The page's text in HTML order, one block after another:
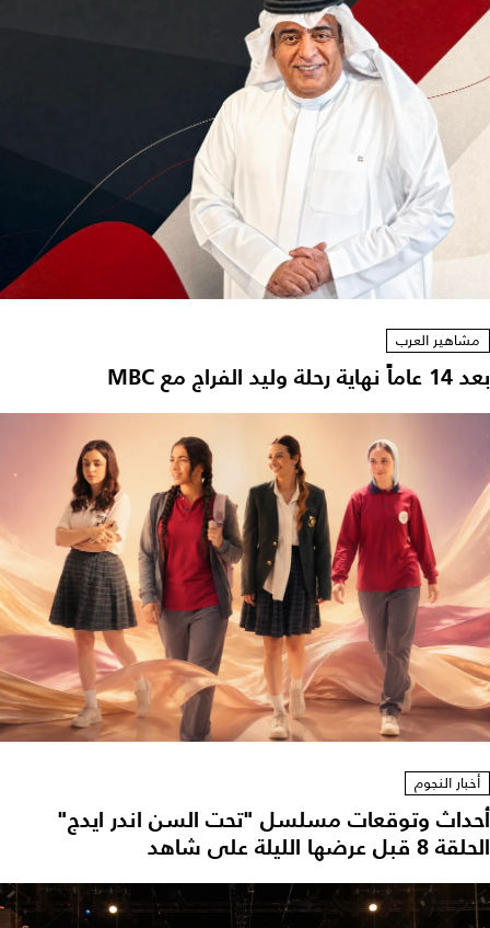
مشاهير العرب
بعد 14 عاماً نهاية رحلة وليد الفراج مع MBC
أخبار النجوم
أحداث وتوقعات مسلسل "تحت السن اندر ايدج"
الحلقة 8 قبل عرضها الليلة على شاهد